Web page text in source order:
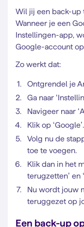
Wil jij een back-up
Wanneer je een
Instellingen-app,
Google-account
Zo werkt dat:
Ontgrendel je
Ga naar
Navigeer naar
Klik op ‘Google’.
Volg nu de
toe te voegen.
Klik dan in het
terugzetten’ en
Nu wordt jouw
teruggezet op
Een back-up